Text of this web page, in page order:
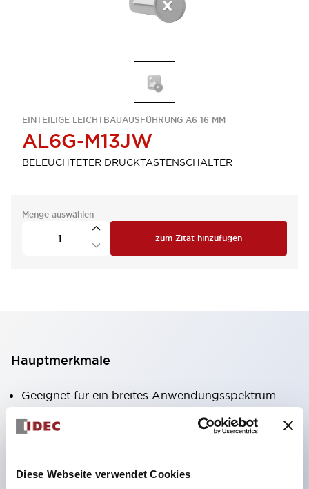
Diese Webseite verwendet Cookies
EINTEILIGE LEICHTBAUAUSFÜHRUNG A6 16 MM
AL6G-M13JW
BELEUCHTETER DRUCKTASTENSCHALTER
Menge auswählen
zum Zitat hinzufügen
Hauptmerkmale
Geeignet für ein breites Anwendungsspektrum
von der Konsumelektronik bis zum FA-Bereich
LED-Beleuchtungseinheit mit integriertem
LED-Lampenkörper